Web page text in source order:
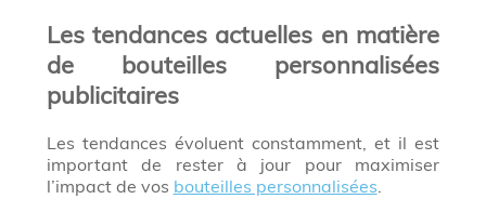
Les tendances actuelles en matière
de bouteilles personnalisées
publicitaires
Les tendances évoluent constamment, et il est
important de rester à jour pour maximiser
l’impact de vos bouteilles personnalisées.